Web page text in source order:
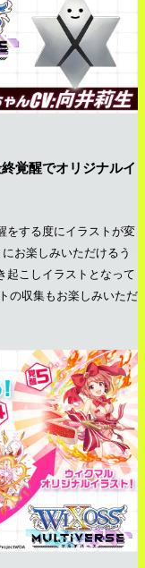
覚醒でオリジナルイ
をする度にイラストが変
お楽しみいただけるう
起こしイラストとなって
の収集もお楽しみいただ